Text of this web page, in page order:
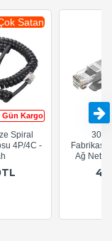
Gün Kargo
Satan
Spiral
4P/4C -
Ağ